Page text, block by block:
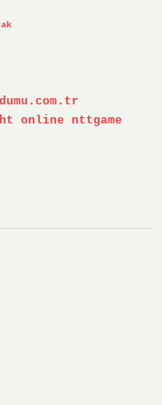
online
nttgame